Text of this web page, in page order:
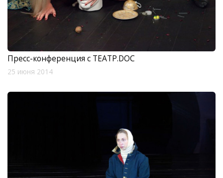
Пресс-конференция с ТЕАТР.DOC
25 июня 2014